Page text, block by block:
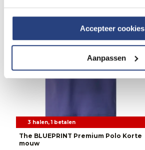
Accepteer cookies
Aanpassen
3 halen, 1 betalen
The BLUEPRINT Premium Polo Korte
mouw